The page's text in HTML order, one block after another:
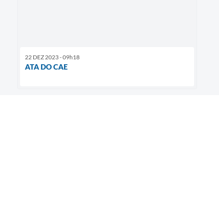
22 DEZ 2023 - 09h18
ATA DO CAE